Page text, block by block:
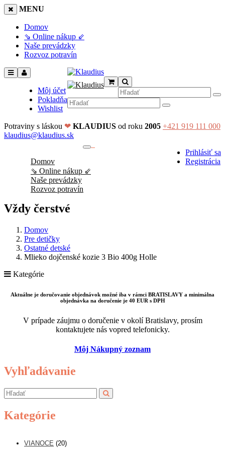
MENU
Domov
⇘ Online nákup ⇙
Naše prevádzky
Rozvoz potravín
Môj účet
Pokladňa
Wishlist
Potraviny s láskou ❤ KLAUDIUS od roku 2005 +421 919 111 000
klaudius@klaudius.sk
Prihlásiť sa
Registrácia
Domov
⇘ Online nákup ⇙
Naše prevádzky
Rozvoz potravín
Vždy čerstvé
Domov
Pre detičky
Ostatné detské
Mlieko dojčenské kozie 3 Bio 400g Holle
Kategórie
Aktuálne je doručovanie objednávok možné iba v rámci BRATISLAVY a minimálna
objednávka na doručenie je 40 EUR s DPH
V prípade záujmu o doručenie v okolí Bratislavy, prosím
kontaktujete nás vopred telefonicky.
Môj Nákupný zoznam
Vyhľadávanie
Kategórie
VIANOCE (20)